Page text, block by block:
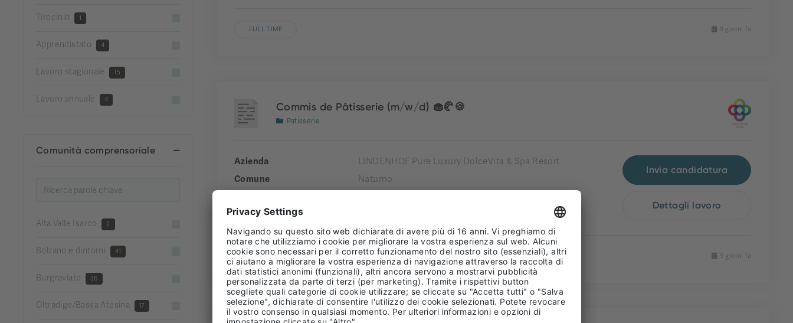
Tirocinio 1
Apprendistato 4
Lavoro stagionale 15
Lavoro annuale 4
Comunità comprensoriale
Alta Valle Isarco 2
Bolzano e dintorni 41
Burgraviato 36
Oltradige/Bassa Atesina 17
FULL TIME 9 giorni fa
Commis de Pâtisserie (m/w/d) 🧁🥐🍪
Patisserie
Azienda
LINDENHOF Pure Luxury DolceVita & Spa Resort
Comune
Naturno
Esperienza
Invia candidatura
Dettagli lavoro
FULL TIME 9 giorni fa